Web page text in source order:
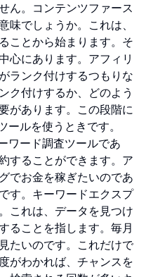
ん。コンテンツファース
味でしょうか。これは、
ことから始まります。そ
心にあります。アフィリ
ランク付けするつもりな
ク付けするか、どのよう
があります。この段階に
ールを使うときです。
ワード調査ツールであ
することができます。ア
でお金を稼ぎたいのであ
す。キーワードエクスプ
これは、データを見つけ
ることを指します。毎月
たいのです。これだけで
がわかれば、チャンスを